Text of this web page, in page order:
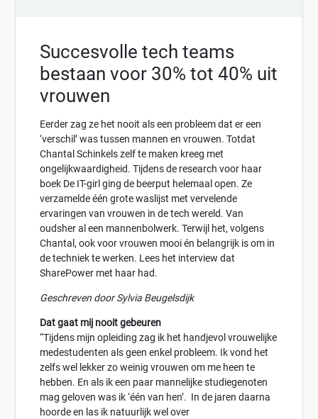
Succesvolle tech teams
bestaan voor 30% tot 40% uit
vrouwen
Eerder zag ze het nooit als een probleem dat er een
‘verschil’ was tussen mannen en vrouwen. Totdat
Chantal Schinkels zelf te maken kreeg met
ongelijkwaardigheid. Tijdens de research voor haar
boek De IT-girl ging de beerput helemaal open. Ze
verzamelde één grote waslijst met vervelende
ervaringen van vrouwen in de tech wereld. Van
oudsher al een mannenbolwerk. Terwijl het, volgens
Chantal, ook voor vrouwen mooi én belangrijk is om in
de techniek te werken. Lees het interview dat
SharePower met haar had.
Geschreven door Sylvia Beugelsdijk
Dat gaat mij nooit gebeuren
“Tijdens mijn opleiding zag ik het handjevol vrouwelijke
medestudenten als geen enkel probleem. Ik vond het
zelfs wel lekker zo weinig vrouwen om me heen te
hebben. En als ik een paar mannelijke studiegenoten
mag geloven was ik ‘één van hen’. In de jaren daarna
hoorde en las ik natuurlijk wel over